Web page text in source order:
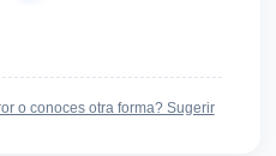
o conoces otra forma? Sugerir